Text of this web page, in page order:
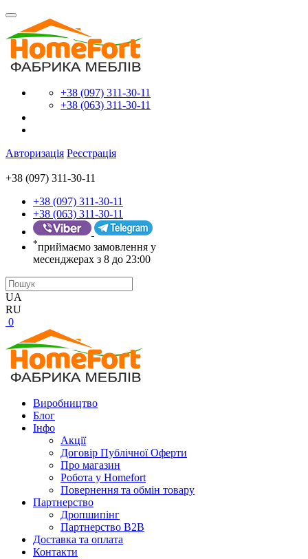
+38 (097) 311-30-11
+38 (063) 311-30-11
Авторизація Реєстрація
+38 (097) 311-30-11
+38 (097) 311-30-11
+38 (063) 311-30-11
*приймаємо замовлення у
месенджерах з 8 до 23:00
UA
RU
0
Виробництво
Блог
Інфо
Акції
Договір Публічної Оферти
Про магазин
Робота у Homefort
Повернення та обмін товару
Партнерство
Дропшипінг
Партнерство B2B
Доставка та оплата
Контакти